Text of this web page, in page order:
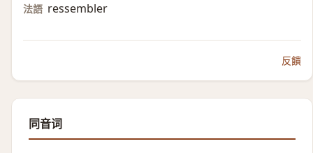
法語 ressembler
反饋
同音词